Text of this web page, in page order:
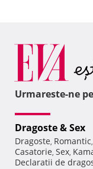
Urmareste-ne pe
Dragoste & Sex
Dragoste, Romantic,
Casatorie, Sex,
Declaratii de